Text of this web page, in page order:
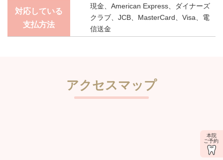
対応している
支払方法
現金、American Express、ダイナーズ
クラブ、JCB、MasterCard、Visa、電
信送金
アクセスマップ